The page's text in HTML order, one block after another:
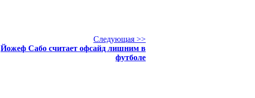
Следующая >>
Йожеф Сабо считает офсайд лишним в
футболе